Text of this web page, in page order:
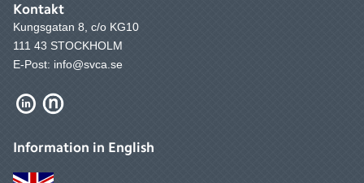
Kontakt
Kungsgatan 8, c/o KG10
111 43 STOCKHOLM
E-Post: info@svca.se
Information in English